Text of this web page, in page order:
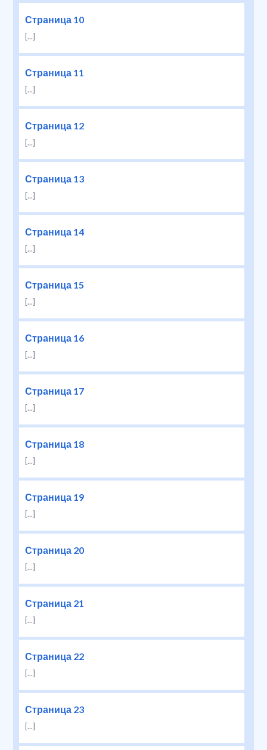
Страница 10
[...]
Страница 11
[...]
Страница 12
[...]
Страница 13
[...]
Страница 14
[...]
Страница 15
[...]
Страница 16
[...]
Страница 17
[...]
Страница 18
[...]
Страница 19
[...]
Страница 20
[...]
Страница 21
[...]
Страница 22
[...]
Страница 23
[...]